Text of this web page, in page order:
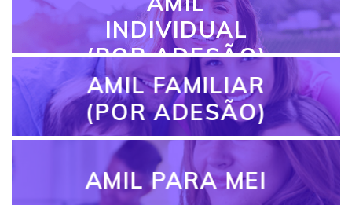
INDIVIDUAL
(POR ADESÃO)
AMIL FAMILIAR
(POR ADESÃO)
AMIL PARA MEI